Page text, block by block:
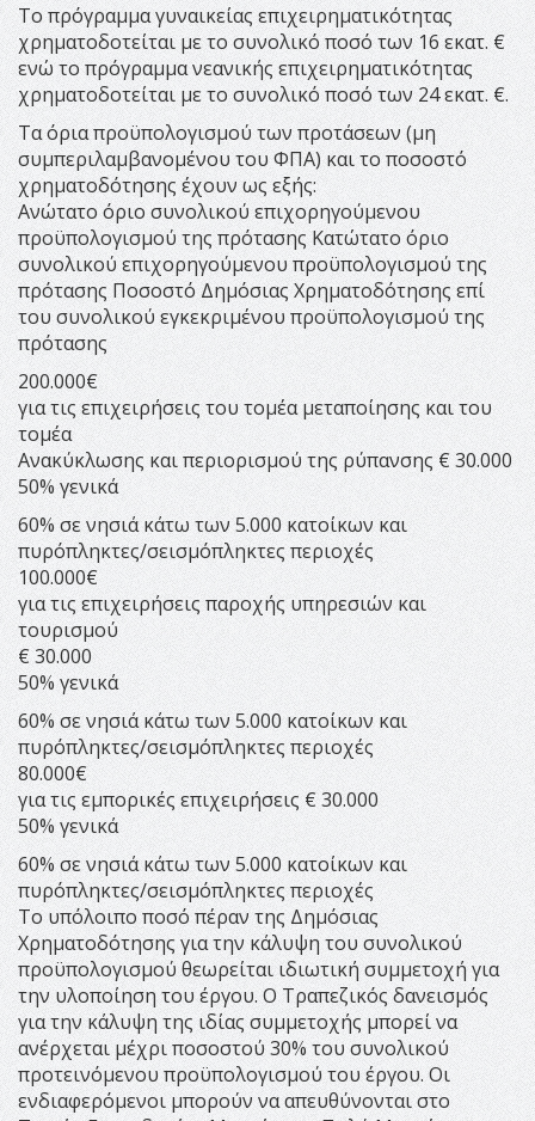
Το πρόγραμμα γυναικείας επιχειρηματικότητας
χρηματοδοτείται με το συνολικό ποσό των 16 εκατ. €
ενώ το πρόγραμμα νεανικής επιχειρηματικότητας
χρηματοδοτείται με το συνολικό ποσό των 24 εκατ. €.
Τα όρια προϋπολογισμού των προτάσεων (μη
συμπεριλαμβανομένου του ΦΠΑ) και το ποσοστό
χρηματοδότησης έχουν ως εξής:
Ανώτατο όριο συνολικού επιχορηγούμενου
προϋπολογισμού της πρότασης Κατώτατο όριο
συνολικού επιχορηγούμενου προϋπολογισμού της
πρότασης Ποσοστό Δημόσιας Χρηματοδότησης επί
του συνολικού εγκεκριμένου προϋπολογισμού της
πρότασης
200.000€
για τις επιχειρήσεις του τομέα μεταποίησης και του
τομέα
Ανακύκλωσης και περιορισμού της ρύπανσης € 30.000
50% γενικά
60% σε νησιά κάτω των 5.000 κατοίκων και
πυρόπληκτες/σεισμόπληκτες περιοχές
100.000€
για τις επιχειρήσεις παροχής υπηρεσιών και
τουρισμού
€ 30.000
50% γενικά
60% σε νησιά κάτω των 5.000 κατοίκων και
πυρόπληκτες/σεισμόπληκτες περιοχές
80.000€
για τις εμπορικές επιχειρήσεις € 30.000
50% γενικά
60% σε νησιά κάτω των 5.000 κατοίκων και
πυρόπληκτες/σεισμόπληκτες περιοχές
Το υπόλοιπο ποσό πέραν της Δημόσιας
Χρηματοδότησης για την κάλυψη του συνολικού
προϋπολογισμού θεωρείται ιδιωτική συμμετοχή για
την υλοποίηση του έργου. Ο Τραπεζικός δανεισμός
για την κάλυψη της ιδίας συμμετοχής μπορεί να
ανέρχεται μέχρι ποσοστού 30% του συνολικού
προτεινόμενου προϋπολογισμού του έργου. Οι
ενδιαφερόμενοι μπορούν να απευθύνονται στο